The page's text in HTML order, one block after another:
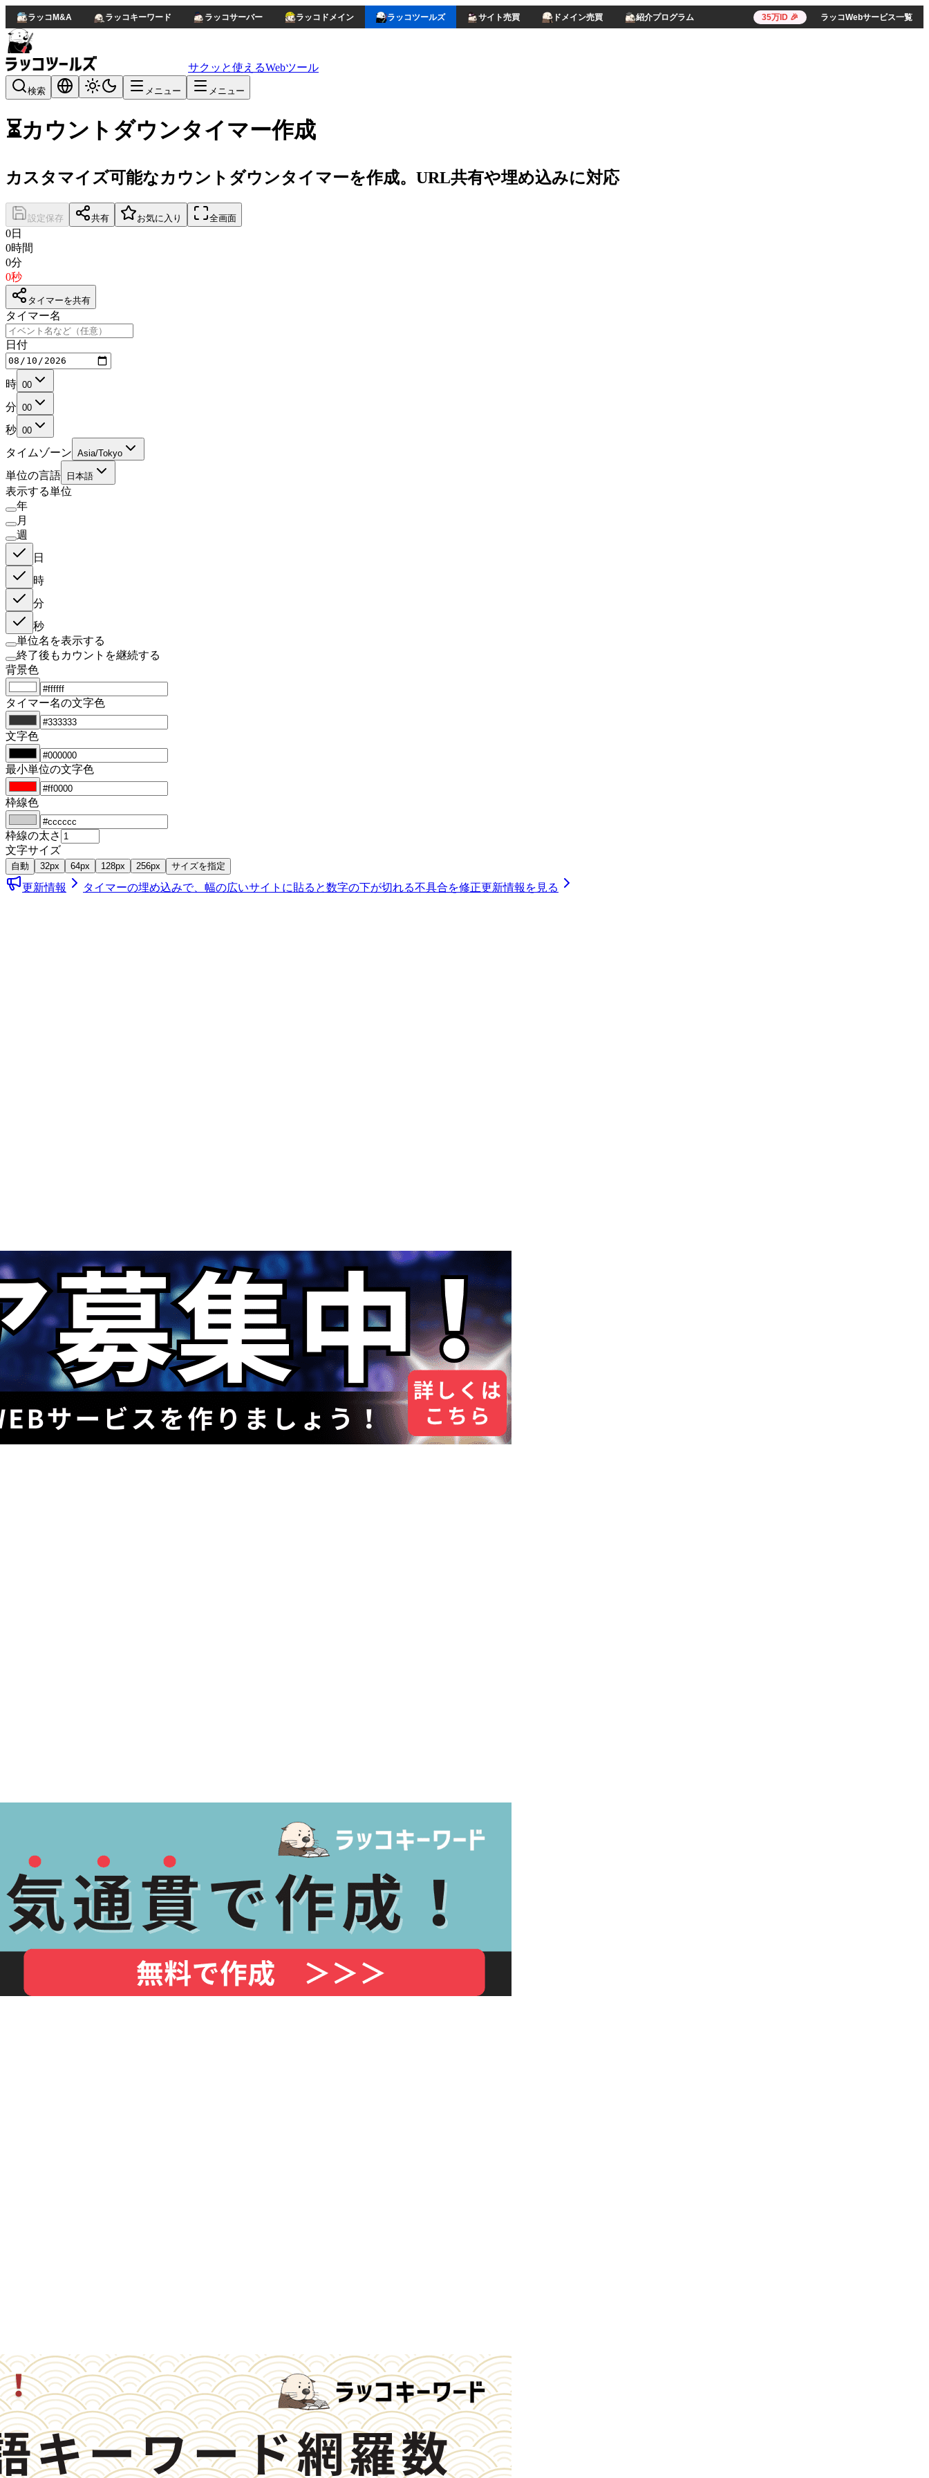
ラッコM&A ラッコキーワード ラッコサーバー ラッコドメイン ラッコツールズ サイト売買 ドメイン売買 紹介プログラム 35万ID 🎉 ラッコWebサービス一覧
サクッと使えるWebツール
検索 メニュー メニュー
⏳カウントダウンタイマー作成
カスタマイズ可能なカウントダウンタイマーを作成。URL共有や埋め込みに対応
設定保存 共有 お気に入り 全画面
0日
0時間
0分
0秒
タイマーを共有
タイマー名
日付
時 00
分 00
秒 00
タイムゾーン Asia/Tokyo
単位の言語 日本語
表示する単位
年
月
週
日
時
分
秒
単位名を表示する
終了後もカウントを継続する
背景色
タイマー名の文字色
文字色
最小単位の文字色
枠線色
枠線の太さ
文字サイズ
自動 32px 64px 128px 256px サイズを指定
更新情報 タイマーの埋め込みで、幅の広いサイトに貼ると数字の下が切れる不具合を修正更新情報を見る